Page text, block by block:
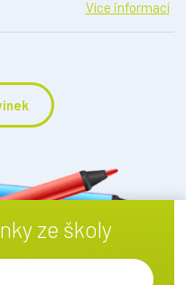
Více informací
ze školy